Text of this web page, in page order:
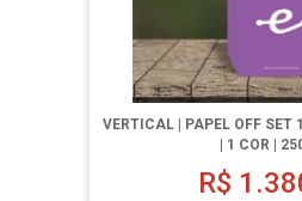
VERTICAL | PAPEL OFF SET
| 1 COR |
R$